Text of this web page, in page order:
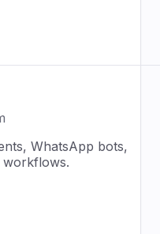
WhatsApp bots,
workflows.